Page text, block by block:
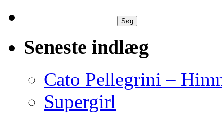
efter:
Seneste indlæg
Cato Pellegrini –
Supergirl